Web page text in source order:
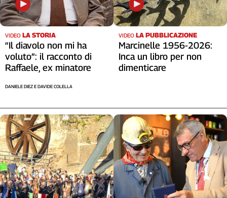
VIDEO LA STORIA
“Il diavolo non mi ha
voluto”: il racconto di
Raffaele, ex minatore
DANIELE DIEZ E DAVIDE COLELLA
VIDEO LA PUBBLICAZIONE
Marcinelle 1956-2026:
Inca un libro per non
dimenticare